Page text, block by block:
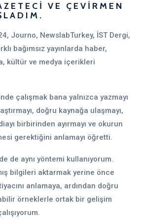
VE ÇEVIRMEN
Journo, NewslabTurkey, İST Dergi,
bağımsız yayınlarda haber,
kültür ve medya içerikleri
çalışmak bana yalnızca yazmayı
doğru kaynağa ulaşmayı,
birbirinden ayırmayı ve okurun
gerektiğini anlamayı öğretti.
de aynı yöntemi kullanıyorum.
bilgileri aktarmak yerine önce
anlamaya, ardından doğru
örneklerle ortak bir gelişim